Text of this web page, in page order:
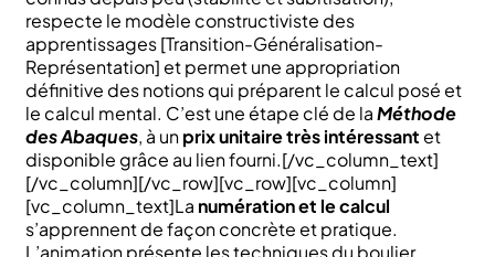
respecte le modèle constructiviste des
apprentissages [Transition-Généralisation-
Représentation] et permet une appropriation
définitive des notions qui préparent le calcul posé et
le calcul mental. C’est une étape clé de laMéthode
des Abaques, à unprix unitaire très intéressantet
disponible grâce au lien fourni.[/vc_column_text]
[/vc_column][/vc_row][vc_row][vc_column]
[vc_column_text]La numération et le calcul
s’apprennent de façon concrète et pratique.